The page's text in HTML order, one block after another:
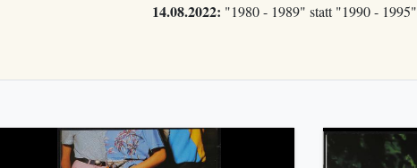
14.08.2022: "1980 - 1989" statt "1990 - 1995"